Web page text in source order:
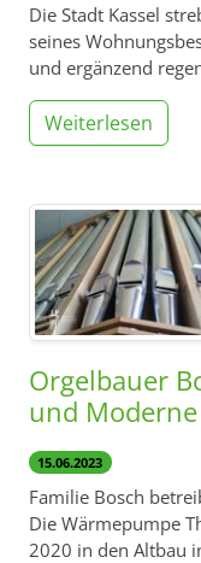
Die Stadt Kassel
seines
und ergänzend
Weiterlesen
Orgelbauer
und Moderne
15.06.2023
Familie Bosch
Die Wärmepumpe
2020 in den Altbau